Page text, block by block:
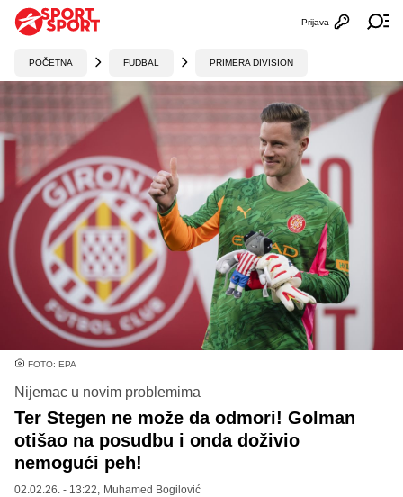
Otvori
Prijava
POČETNA FUDBAL PRIMERA DIVISION
FOTO: EPA
Nijemac u novim problemima
Ter Stegen ne može da odmori! Golman
otišao na posudbu i onda doživio
nemogući peh!
02.02.26. - 13:22, Muhamed Bogilović